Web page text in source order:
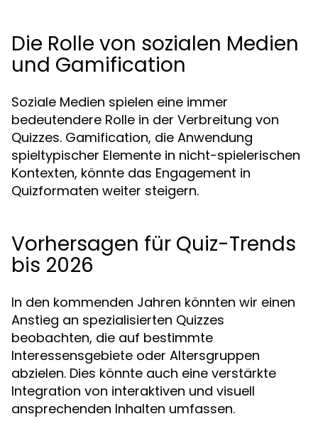
Die Rolle von sozialen Medien
und Gamification
Soziale Medien spielen eine immer
bedeutendere Rolle in der Verbreitung von
Quizzes. Gamification, die Anwendung
spieltypischer Elemente in nicht-spielerischen
Kontexten, könnte das Engagement in
Quizformaten weiter steigern.
Vorhersagen für Quiz-Trends
bis 2026
In den kommenden Jahren könnten wir einen
Anstieg an spezialisierten Quizzes
beobachten, die auf bestimmte
Interessensgebiete oder Altersgruppen
abzielen. Dies könnte auch eine verstärkte
Integration von interaktiven und visuell
ansprechenden Inhalten umfassen.